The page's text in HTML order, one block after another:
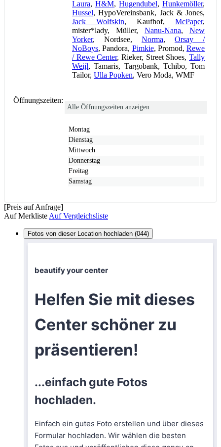
Laura, H&M, Hugendubel, Hunkemöller,
Hussel, HypoVereinsbank, Jack & Jones,
Jack Wolfskin, Kaufhof, McPaper,
mister*lady, Müller, Nanu-Nana, New
Yorker, Nordsee, Norma, Orsay /
NoBoys, Pandora, Pimkie, Promod, Rewe
/ Rewe Center, Rieker, Street Shoes,Tally
Weijl, Tamaris, Targobank, Tchibo, Tom
Tailor, Ulla Popken, Vero Moda, WMF
Öffnungszeiten:
Alle Öffnungszeiten anzeigen
Montag
Dienstag
Mittwoch
Donnerstag
Freitag
Samstag
[Preis auf Anfrage]
Auf Merkliste Auf Vergleichsliste
Fotos von dieser Location hochladen (044)